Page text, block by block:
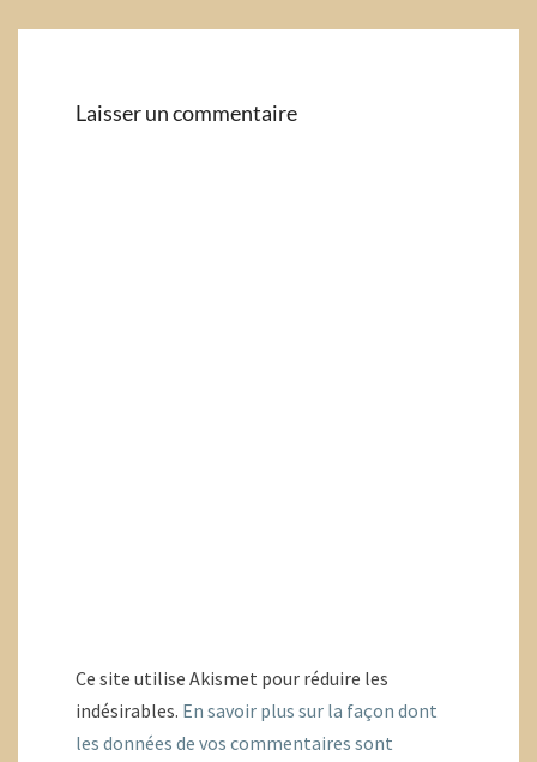
Laisser un commentaire
Ce site utilise Akismet pour réduire les
indésirables. En savoir plus sur la façon dont
les données de vos commentaires sont